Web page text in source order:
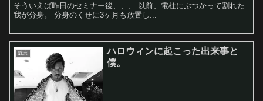
そういえば昨日のセミナー後、、、 以前、電柱にぶつかって割れた
我が分身。 分身のくせに3ヶ月も放置し...
戯言
ハロウィンに起こった出来事と
僕。